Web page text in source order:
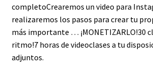
completoCrearemos un video para
realizaremos los pasos para crear tu
más importante … ¡MONETIZARLO!30
ritmo!7 horas de videoclases a tu
adjuntos.